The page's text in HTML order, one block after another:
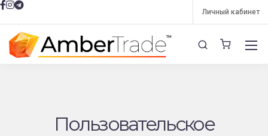
Личный кабинет
Пользовательское